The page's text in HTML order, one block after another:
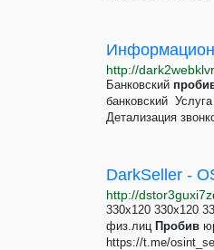
http://
Банковский
банковский
Детализация
DarkSeller -
330x120 330x120
физ.лиц Пробив
https://t.me/